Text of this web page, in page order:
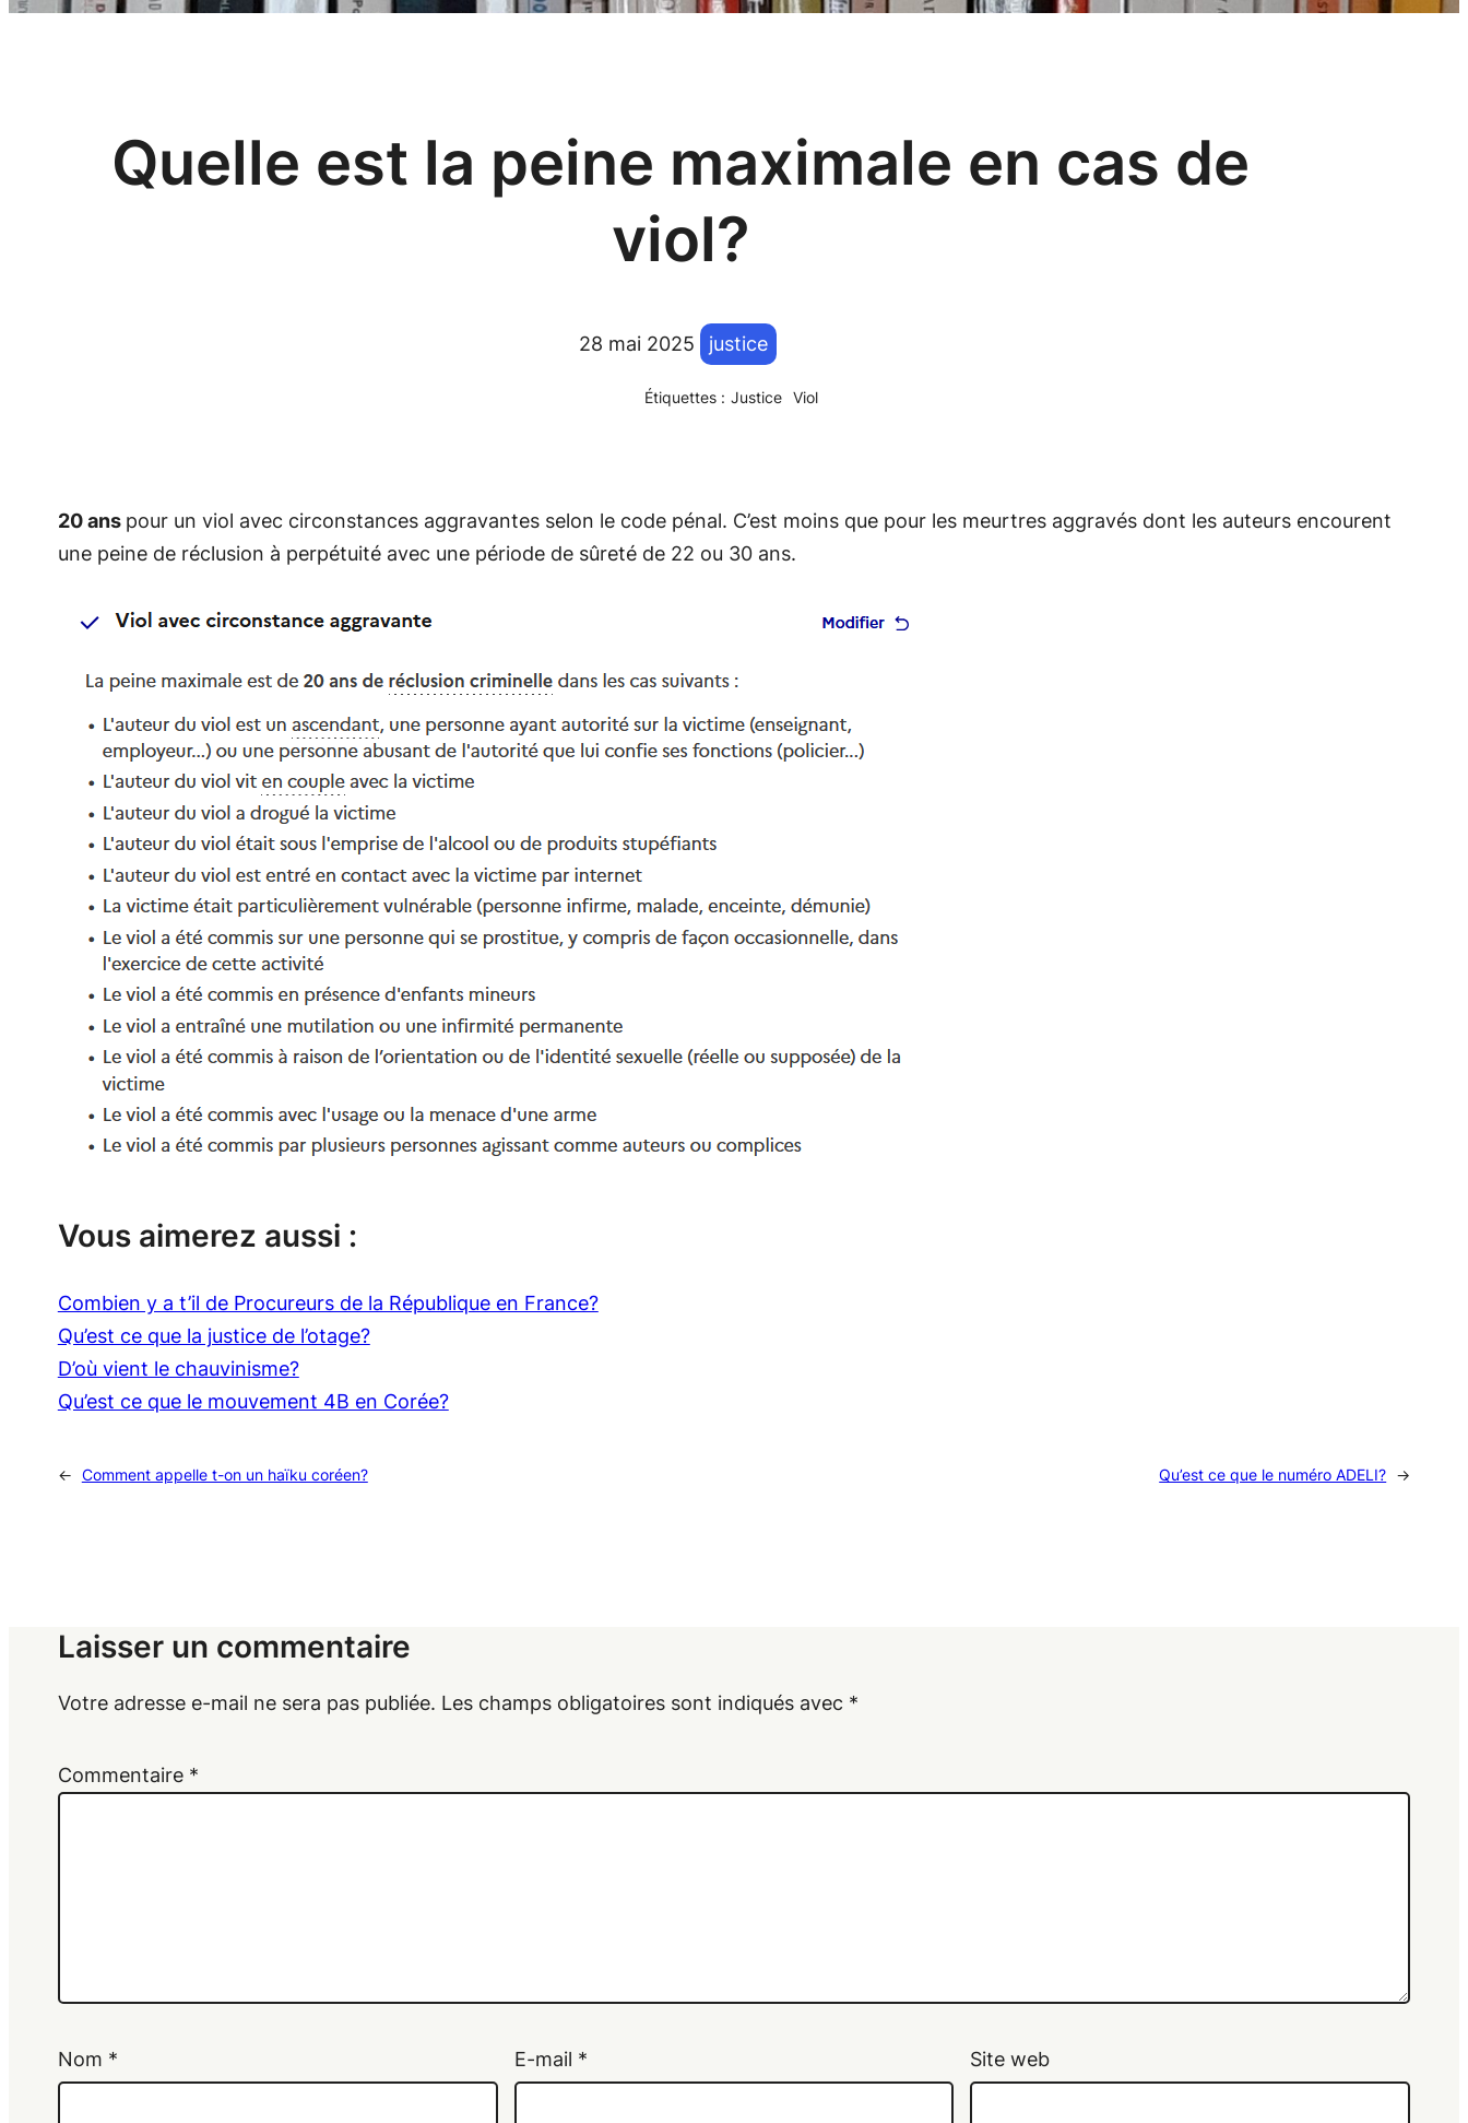
Quelle est la peine maximale en cas de
viol?
28 mai 2025 justice
Étiquettes : Justice Viol
20 ans pour un viol avec circonstances aggravantes selon le code pénal. C’est moins que pour les meurtres aggravés dont les auteurs encourent
une peine de réclusion à perpétuité avec une période de sûreté de 22 ou 30 ans.
Vous aimerez aussi :
Combien y a t’il de Procureurs de la République en France?
Qu’est ce que la justice de l’otage?
D’où vient le chauvinisme?
Qu’est ce que le mouvement 4B en Corée?
← Comment appelle t-on un haïku coréen? Qu’est ce que le numéro ADELI? →
Laisser un commentaire
Votre adresse e-mail ne sera pas publiée. Les champs obligatoires sont indiqués avec *
Commentaire *
Nom * E-mail * Site web